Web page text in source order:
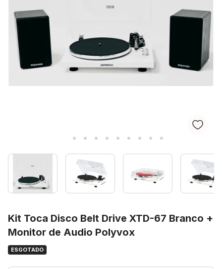
Kit Toca Disco Belt Drive XTD-67 Branco +
Monitor de Audio Polyvox
ESGOTADO